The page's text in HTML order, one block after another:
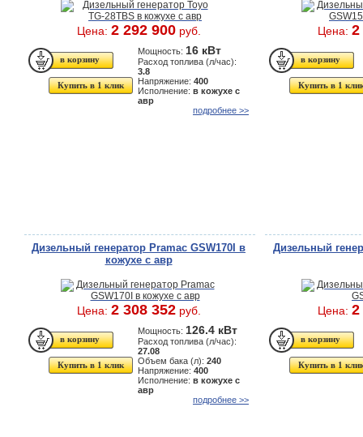
Цена: 2 292 900руб.
Купить в 1 клик
Мощность: 16 кВт
Расход топлива (л/час):
3.8
Напряжение: 400
Исполнение: в кожухе с
авр
подробнее >>
Цена: 2
Купить в 1
Дизельный генератор Pramac GSW170I в
кожухе с авр
Цена: 2 308 352руб.
Купить в 1 клик
Мощность: 126.4 кВт
Расход топлива (л/час):
27.08
Объем бака (л): 240
Напряжение: 400
Исполнение: в кожухе с
авр
подробнее >>
Дизельный
Цена: 2
Купить в 1